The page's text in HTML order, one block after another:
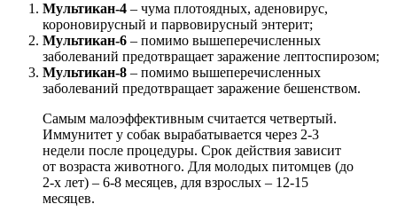
Мультикан-4 – чума плотоядных, аденовирус,
короновирусный и парвовирусный энтерит;
Мультикан-6 – помимо вышеперечисленных
заболеваний предотвращает заражение лептоспирозом;
Мультикан-8 – помимо вышеперечисленных
заболеваний предотвращает заражение бешенством.
Самым малоэффективным считается четвертый.
Иммунитет у собак вырабатывается через 2-3
недели после процедуры. Срок действия зависит
от возраста животного. Для молодых питомцев (до
2-х лет) – 6-8 месяцев, для взрослых – 12-15
месяцев.